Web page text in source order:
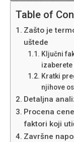
Table of
Zašto je
uštede
Ključni
izaberete
Kratki
njihove
Detaljna
Procena
faktori koji
Završne